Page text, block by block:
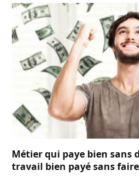
Métier qui paye bien sans
travail bien payé sans